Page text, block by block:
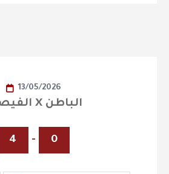
13/05/2026
الفيصلي X الباطن
4 - 0